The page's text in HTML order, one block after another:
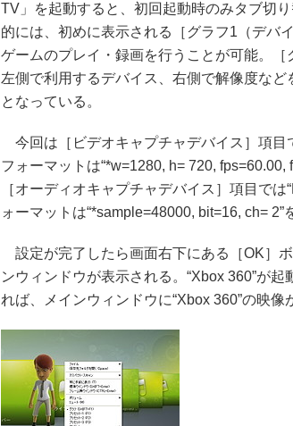
TV」を起動すると、初回起動時のみタブ切
的には、初めに表示される［グラフ1（デバ
ゲームのプレイ・録画を行うことが可能。
左側で利用するデバイス、右側で解像度な
となっている。
今回は［ビデオキャプチャデバイス］項目
フォーマットは“*w=1280, h= 720, fps=60.00,
［オーディオキャプチャデバイス］項目で
ォーマットは“*sample=48000, bit=16, ch= 2”
設定が完了したら画面右下にある［OK］
ンウィンドウが表示される。“Xbox 360”が
れば、メインウィンドウに“Xbox 360”の映像